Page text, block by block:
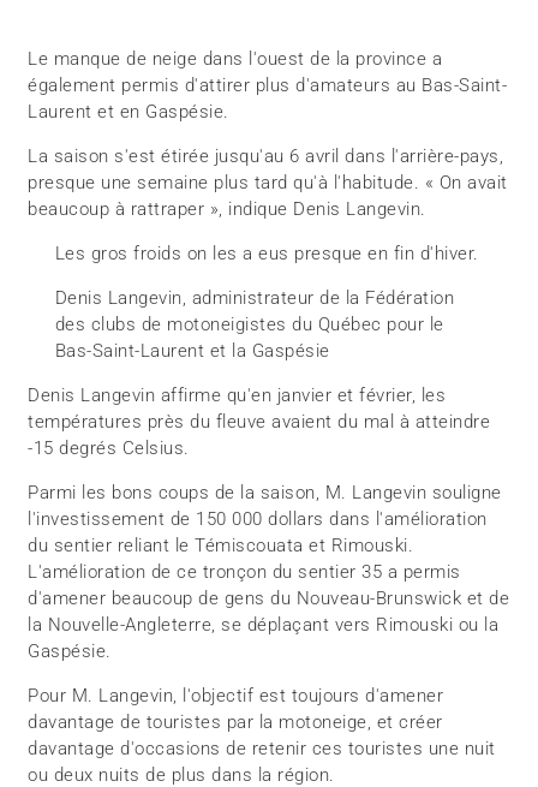
Le manque de neige dans l'ouest de la province a
également permis d'attirer plus d'amateurs au Bas-Saint-
Laurent et en Gaspésie.
La saison s'est étirée jusqu'au 6 avril dans l'arrière-pays,
presque une semaine plus tard qu'à l'habitude. « On avait
beaucoup à rattraper », indique Denis Langevin.
Les gros froids on les a eus presque en fin d'hiver.
Denis Langevin, administrateur de la Fédération
des clubs de motoneigistes du Québec pour le
Bas-Saint-Laurent et la Gaspésie
Denis Langevin affirme qu'en janvier et février, les
températures près du fleuve avaient du mal à atteindre
-15 degrés Celsius.
Parmi les bons coups de la saison, M. Langevin souligne
l'investissement de 150 000 dollars dans l'amélioration
du sentier reliant le Témiscouata et Rimouski.
L'amélioration de ce tronçon du sentier 35 a permis
d'amener beaucoup de gens du Nouveau-Brunswick et de
la Nouvelle-Angleterre, se déplaçant vers Rimouski ou la
Gaspésie.
Pour M. Langevin, l'objectif est toujours d'amener
davantage de touristes par la motoneige, et créer
davantage d'occasions de retenir ces touristes une nuit
ou deux nuits de plus dans la région.